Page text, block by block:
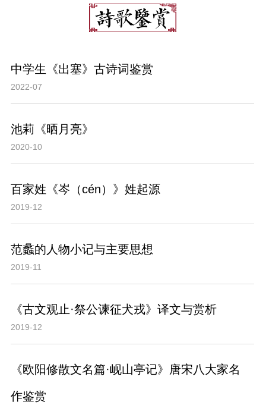
中学生《出塞》古诗词鉴赏
2022-07
池莉《晒月亮》
2020-10
百家姓《岑（cén）》姓起源
2019-12
范蠡的人物小记与主要思想
2019-11
《古文观止·祭公谏征犬戎》译文与赏析
2019-12
《欧阳修散文名篇·岘山亭记》唐宋八大家名
作鉴赏